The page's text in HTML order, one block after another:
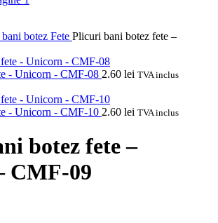
botez Fete Plicuri bani botez fete –
- Unicorn - CMF-08 2.60 lei TVA inclus
- Unicorn - CMF-10 2.60 lei TVA inclus
botez fete –
CMF-09